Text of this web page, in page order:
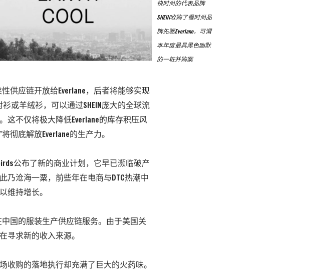
快时尚的代表品牌
SHEIN收购了慢时尚品
牌先驱Everlane，可谓
本年度最具黑色幽默
的一桩并购案
性供应链开放给Everlane，后者将能够实现
衫或羊绒衫，可以通过SHEIN庞大的全球流
这不仅将极大降低Everlane的库存积压风
彻底解放Everlane的生产力。
公布了新的商业计划，它早已濒临破产
乃沧海一粟，前些年在电商与DTC热潮中
维持增长。
国的服装生产供应链服务。由于美国关
寻求新的收入来源。
收购的落地执行却充满了巨大的火药味。